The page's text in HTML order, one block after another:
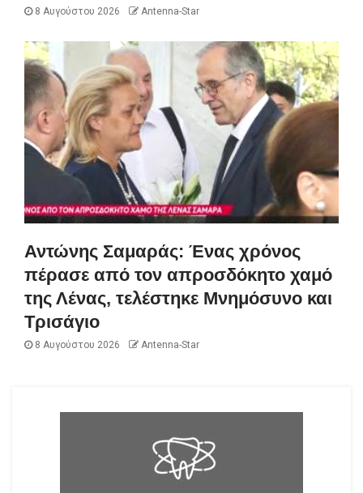
8 Αυγούστου 2026 Antenna-Star
Αντώνης Σαμαράς: Ένας χρόνος
πέρασε από τον απροσδόκητο χαμό
της Λένας, τελέστηκε Μνημόσυνο και
Τρισάγιο
8 Αυγούστου 2026 Antenna-Star